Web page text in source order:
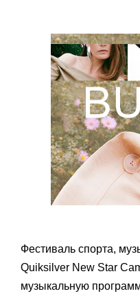
Фестиваль спорта,
Quiksilver New Star
музыкальную